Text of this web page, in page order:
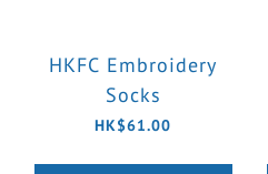
HKFC Embroidery
Socks
HK$61.00